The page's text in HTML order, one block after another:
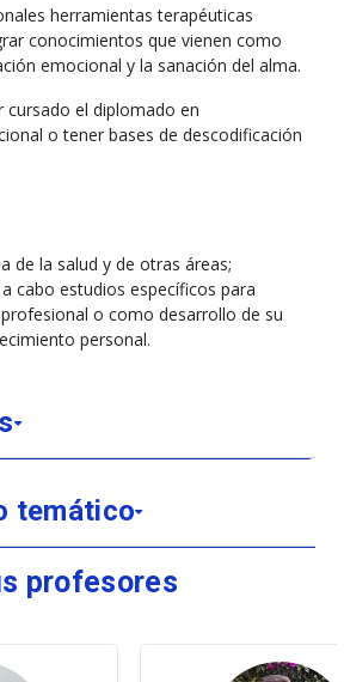
herramientas terapéuticas
conocimientos que vienen como
emocional y la sanación del alma.
cursado el diplomado en
o tener bases de descodificación
de la salud y de otras áreas;
cabo estudios específicos para
o como desarrollo de su
personal.
temático
profesores